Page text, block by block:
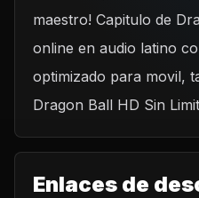
maestro! Capitulo de
online en audio latino
optimizado para movil,
Dragon Ball HD Sin
Enlaces de